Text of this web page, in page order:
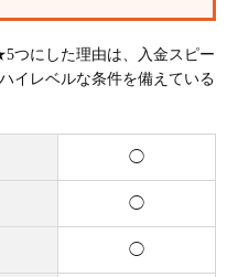
つにした理由は、入金スピー
イレベルな条件を備えている
◯
◯
◯